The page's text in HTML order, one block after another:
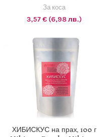
За коса
3,57 €(6,98 лв.)
1 EUR = 1.95583 BGN
ХИБИСКУС на прах, 100 г